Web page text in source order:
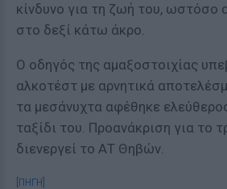
κίνδυνο για τη ζωή του, ωστόσο
στο δεξί κάτω άκρο.
Ο οδηγός της αμαξοστοιχίας
αλκοτέστ με αρνητικά
τα μεσάνυχτα αφέθηκε
ταξίδι του. Προανάκριση για το
διενεργεί το ΑΤ Θηβών.
[ΠΗΓΗ]